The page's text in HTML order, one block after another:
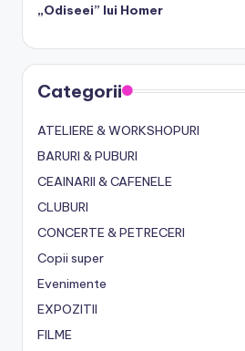
„Odiseei” lui Homer
Categorii
ATELIERE & WORKSHOPURI
BARURI & PUBURI
CEAINARII & CAFENELE
CLUBURI
CONCERTE & PETRECERI
Copii super
Evenimente
EXPOZITII
FILME